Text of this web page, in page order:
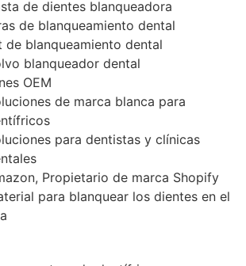
de dientes blanqueadora
de blanqueamiento dental
de blanqueamiento dental
blanqueador dental
OEM
de marca blanca para
para dentistas y clínicas
Propietario de marca Shopify
para blanquear los dientes en el